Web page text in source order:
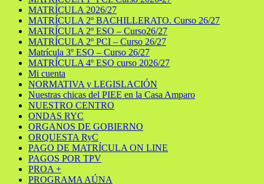
MATRÍCULA 2026/27
MATRÍCULA 2º BACHILLERATO. Curso 26/27
MATRÍCULA 2º ESO – Curso26/27
MATRÍCULA 2º PCI – Curso 26/27
Matrícula 3º ESO – Curso 26/27
MATRÍCULA 4º ESO curso 2026/27
Mi cuenta
NORMATIVA y LEGISLACIÓN
Nuestras chicas del PIEE en la Casa Amparo
NUESTRO CENTRO
ONDAS RYC
ORGANOS DE GOBIERNO
ORQUESTA RyC
PAGO DE MATRÍCULA ON LINE
PAGOS POR TPV
PROA +
PROGRAMA AÚNA